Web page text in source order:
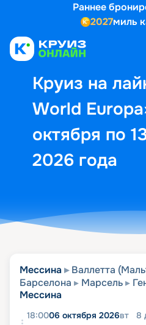
Раннее
2027миль
Круиз на
World
октября по
2026 года
Выбор
Мессина Валлетта
Барселона
Марсель
Мессина
18:0006 октября 2026вт 8